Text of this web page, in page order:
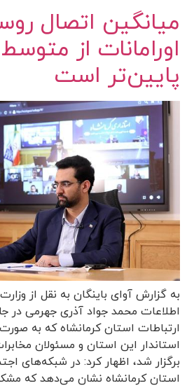
میانگین اتصال
اورامانات از
پایین‌تر است
به گزارش آوای باینگان به نقل از
اطلاعات محمد جواد آذری جهرمی در
ارتباطات استان کرمانشاه که به
استاندار این استان و مسئولان
برگزار شد، اظهار کرد: در شبکه‌های
استان کرمانشاه نشان می‌دهد که